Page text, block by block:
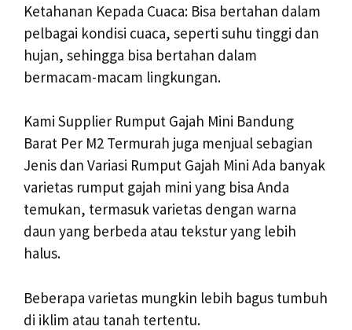
Ketahanan Kepada Cuaca: Bisa bertahan dalam
pelbagai kondisi cuaca, seperti suhu tinggi dan
hujan, sehingga bisa bertahan dalam
bermacam-macam lingkungan.
Kami Supplier Rumput Gajah Mini Bandung
Barat Per M2 Termurah juga menjual sebagian
Jenis dan Variasi Rumput Gajah Mini Ada banyak
varietas rumput gajah mini yang bisa Anda
temukan, termasuk varietas dengan warna
daun yang berbeda atau tekstur yang lebih
halus.
Beberapa varietas mungkin lebih bagus tumbuh
di iklim atau tanah tertentu.